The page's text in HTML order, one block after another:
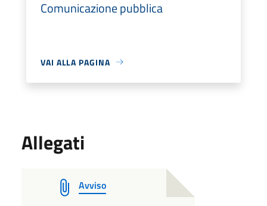
Comunicazione pubblica
VAI ALLA PAGINA
Allegati
Avviso